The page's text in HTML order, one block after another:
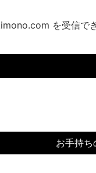
を受信で
お手持